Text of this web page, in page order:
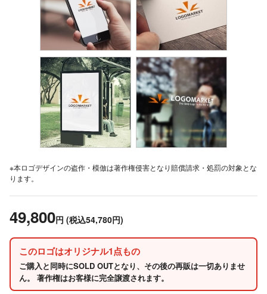
※本ロゴデザインの盗作・模倣は著作権侵害となり賠償請求・処罰の対象とな
ります。
49,800円 (税込54,780円)
このロゴはオリジナル1点もの
ご購入と同時にSOLD OUTとなり、その後の再販は一切ありませ
ん。 著作権はお客様に完全譲渡されます。